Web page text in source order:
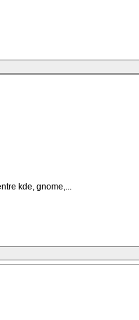
kde, gnome,...